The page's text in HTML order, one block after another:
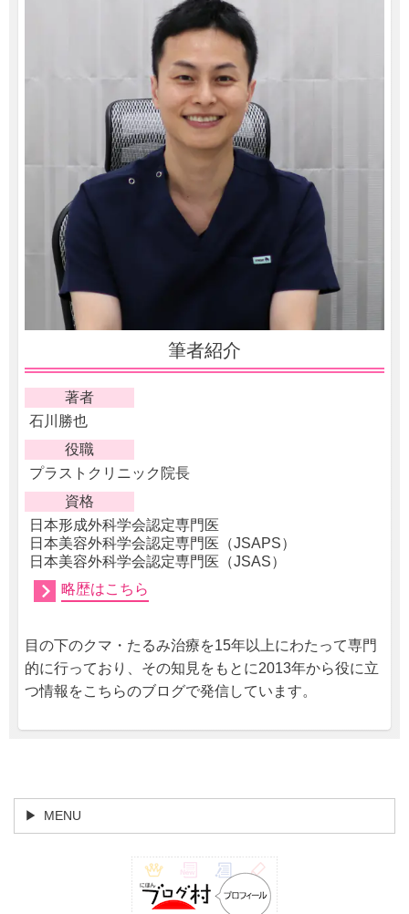
筆者紹介
著者
石川勝也
役職
プラストクリニック院長
資格
日本形成外科学会認定専門医
日本美容外科学会認定専門医（JSAPS）
日本美容外科学会認定専門医（JSAS）
略歴はこちら
目の下のクマ・たるみ治療を15年以上にわたって専門
的に行っており、その知見をもとに2013年から役に立
つ情報をこちらのブログで発信しています。
MENU